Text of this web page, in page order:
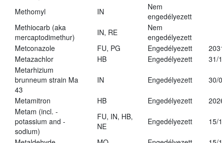
Methomyl
IN
Nem
engedélyezett
Methiocarb (aka
mercaptodimethur)
IN, RE
Nem
engedélyezett
Metconazole
FU, PG Engedélyezett
Metazachlor
HB Engedélyezett
31/
Metarhizium
brunneum strain Ma
43
IN Engedélyezett 30/
Metamitron HB Engedélyezett
Metam (incl. -
potassium and -
sodium)
FU, IN, HB,
NE
Engedélyezett 15/